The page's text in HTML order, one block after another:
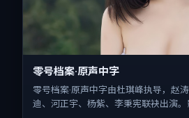
零号档案·原声中字
零号档案·原声中字由杜琪峰执导，赵
迪、河正宇、杨紫、李秉宪联袂出演。